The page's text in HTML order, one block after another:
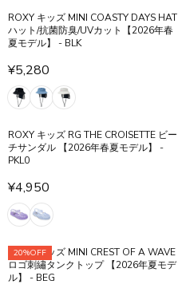
L
E
F
O
¥
4
,
6
2
E
¥
2
0
9
0
L
A
P
I
E
¥
5
,
7
0
,
N
O
ROXY キッズ MINI COASTY DAYS HAT
ハット/抗菌防臭/UVカット【2026年春
夏モデル】 - BLK
R
E
G
L
A
P
I
¥
5
¥5,280
ROXY キッズ RG THE CROISETTE ビー
チサンダル 【2026年春夏モデル】 -
PKL0
R
E
G
L
A
¥4,950
20%OFF
ROXY キッズ MINI CREST OF A WAVE
ロゴ刺繡タンクトップ 【2026年夏モデ
ル】 - BEG